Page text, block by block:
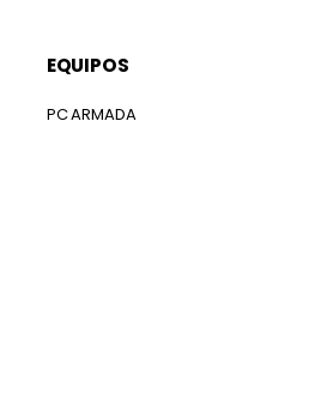
EQUIPOS
PC ARMADA